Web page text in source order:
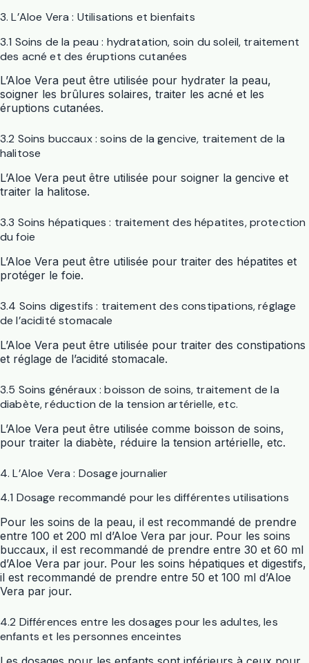
3. L’Aloe Vera : Utilisations et bienfaits
3.1 Soins de la peau : hydratation, soin du soleil, traitement
des acné et des éruptions cutanées
L’Aloe Vera peut être utilisée pour hydrater la peau,
soigner les brûlures solaires, traiter les acné et les
éruptions cutanées.
3.2 Soins buccaux : soins de la gencive, traitement de la
halitose
L’Aloe Vera peut être utilisée pour soigner la gencive et
traiter la halitose.
3.3 Soins hépatiques : traitement des hépatites, protection
du foie
L’Aloe Vera peut être utilisée pour traiter des hépatites et
protéger le foie.
3.4 Soins digestifs : traitement des constipations, réglage
de l’acidité stomacale
L’Aloe Vera peut être utilisée pour traiter des constipations
et réglage de l’acidité stomacale.
3.5 Soins généraux : boisson de soins, traitement de la
diabète, réduction de la tension artérielle, etc.
L’Aloe Vera peut être utilisée comme boisson de soins,
pour traiter la diabète, réduire la tension artérielle, etc.
4. L’Aloe Vera : Dosage journalier
4.1 Dosage recommandé pour les différentes utilisations
Pour les soins de la peau, il est recommandé de prendre
entre 100 et 200 ml d’Aloe Vera par jour. Pour les soins
buccaux, il est recommandé de prendre entre 30 et 60 ml
d’Aloe Vera par jour. Pour les soins hépatiques et digestifs,
il est recommandé de prendre entre 50 et 100 ml d’Aloe
Vera par jour.
4.2 Différences entre les dosages pour les adultes, les
enfants et les personnes enceintes